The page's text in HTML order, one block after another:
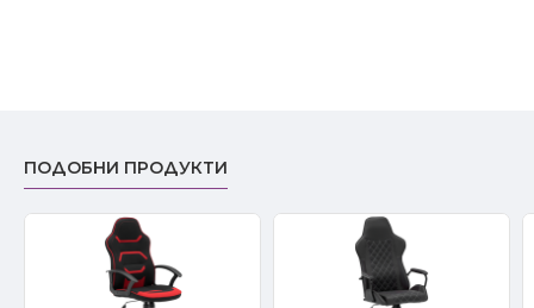
ПОДОБНИ ПРОДУКТИ